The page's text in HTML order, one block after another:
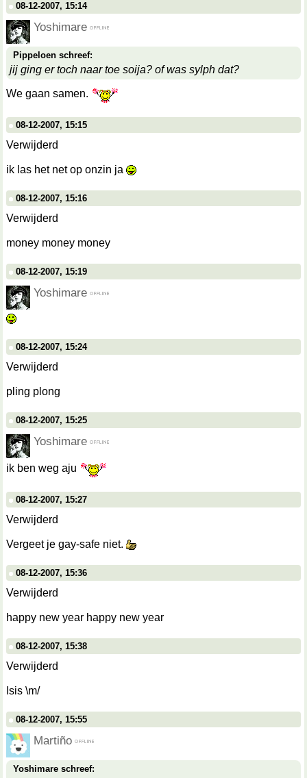
08-12-2007, 15:14
Yoshimare
Pippeloen schreef:
jij ging er toch naar toe soija? of was sylph dat?
We gaan samen.
08-12-2007, 15:15
Verwijderd
ik las het net op onzin ja
08-12-2007, 15:16
Verwijderd
money money money
08-12-2007, 15:19
Yoshimare
08-12-2007, 15:24
Verwijderd
pling plong
08-12-2007, 15:25
Yoshimare
ik ben weg aju
08-12-2007, 15:27
Verwijderd
Vergeet je gay-safe niet.
08-12-2007, 15:36
Verwijderd
happy new year happy new year
08-12-2007, 15:38
Verwijderd
Isis \m/
08-12-2007, 15:55
Martiño
Yoshimare schreef: